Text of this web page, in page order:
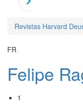
Revistas Harvard
FR
Felipe
1